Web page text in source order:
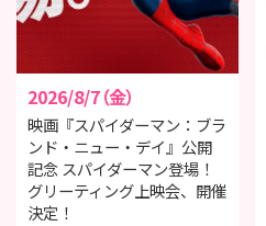
2026/8/7（金）
映画『スパイダーマン：ブラ
ンド・ニュー・デイ』公開
記念 スパイダーマン登場！
グリーティング上映会、開催
決定！